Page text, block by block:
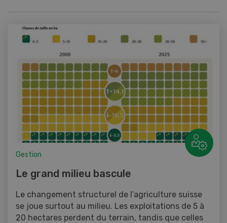
Gestion
Le grand milieu bascule
Le changement structurel de l’agriculture suisse
se joue surtout au milieu. Les exploitations de 5 à
20 hectares perdent du terrain, tandis que celles